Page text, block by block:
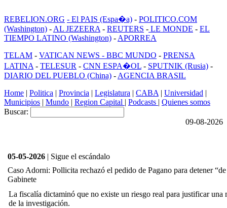
REBELION.ORG - El PAIS (Espa�a) - POLITICO.COM
(Washington) - AL JEZEERA - REUTERS - LE MONDE - EL
TIEMPO LATINO (Washington) - APORREA
TELAM - VATICAN NEWS - BBC MUNDO - PRENSA
LATINA - TELESUR - CNN ESPA�OL - SPUTNIK (Rusia) -
DIARIO DEL PUEBLO (China) - AGENCIA BRASIL
Home | Politica | Provincia | Legislatura | CABA | Universidad |
Municipios | Mundo | Region Capital | Podcasts | Quienes somos
Buscar:
09-08-2026
05-05-2026 | Sigue el escándalo
Caso Adorni: Pollicita rechazó el pedido de Pagano para detener
Gabinete
La fiscalía dictaminó que no existe un riesgo real para justificar una
de la investigación.